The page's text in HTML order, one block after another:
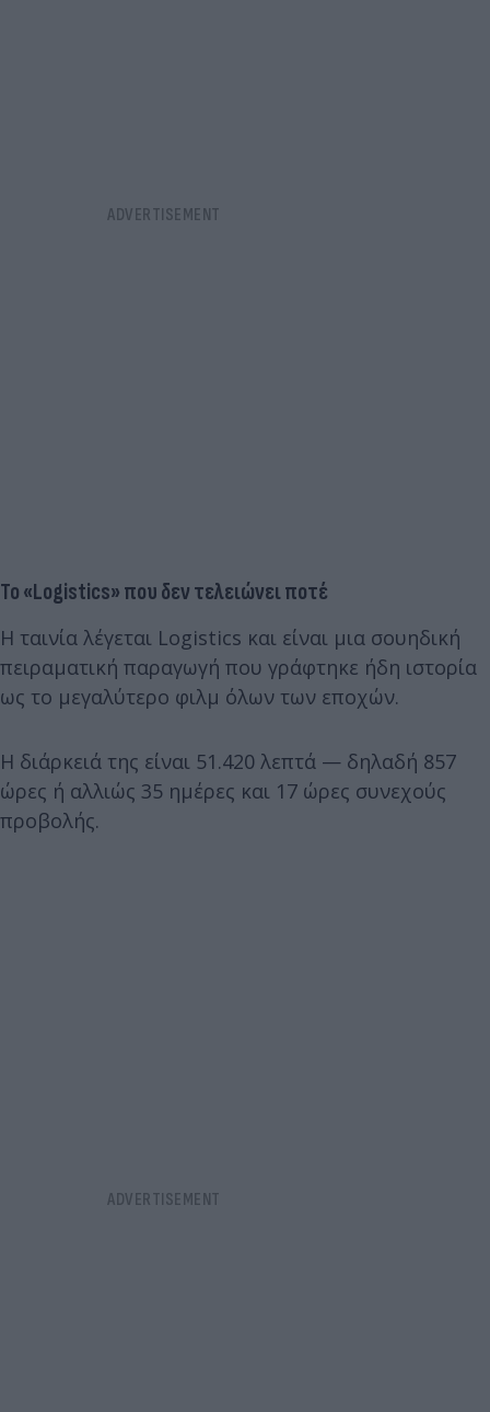
Το «Logistics» που δεν τελειώνει ποτέ
Η ταινία λέγεται Logistics και είναι μια σουηδική
πειραματική παραγωγή που γράφτηκε ήδη ιστορία
ως το μεγαλύτερο φιλμ όλων των εποχών.
Η διάρκειά της είναι 51.420 λεπτά — δηλαδή 857
ώρες ή αλλιώς 35 ημέρες και 17 ώρες συνεχούς
προβολής.